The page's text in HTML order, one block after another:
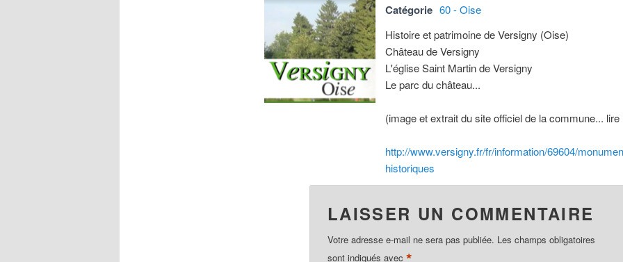
Catégorie 60 - Oise
Histoire et patrimoine de Versigny (Oise)
Château de Versigny
L'église Saint Martin de Versigny
Le parc du château...
(image et extrait du site officiel de la commune... lire
http://www.versigny.fr/fr/information/69604/
historiques
LAISSER UN COMMENTAIRE
Votre adresse e-mail ne sera pas publiée. Les champs obligatoires
sont indiqués avec